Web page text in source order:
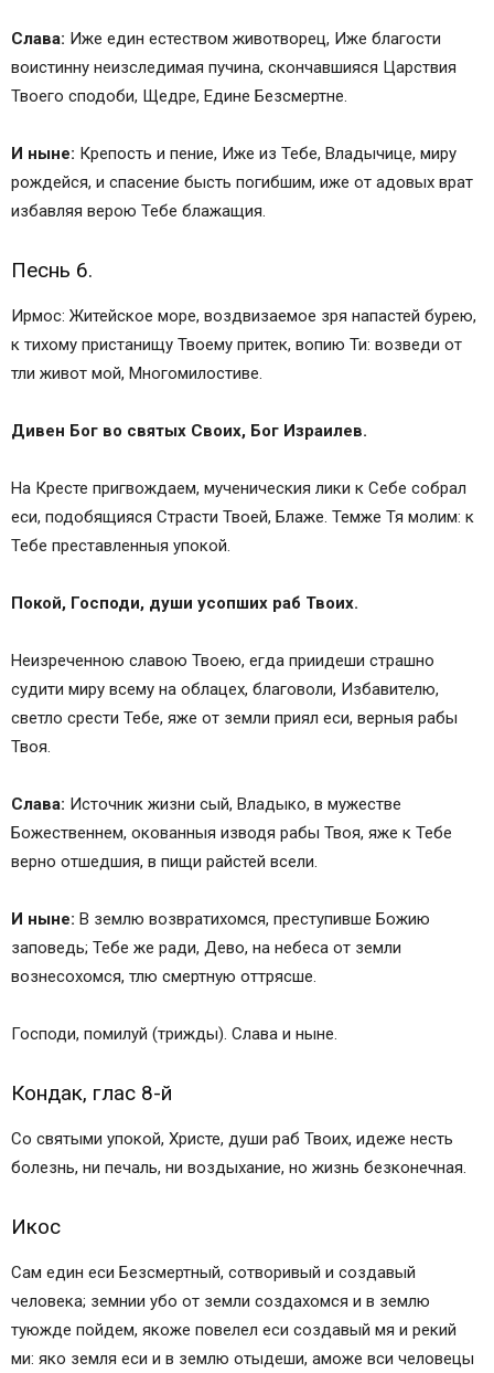
Слава: Иже един естеством животворец, Иже благости
воистинну неизследимая пучина, скончавшияся Царствия
Твоего сподоби, Щедре, Едине Безсмертне.
И ныне: Крепость и пение, Иже из Тебе, Владычице, миру
рождейся, и спасение бысть погибшим, иже от адовых врат
избавляя верою Тебе блажащия.
Песнь 6.
Ирмос: Житейское море, воздвизаемое зря напастей бурею,
к тихому пристанищу Твоему притек, вопию Ти: возведи от
тли живот мой, Многомилостиве.
Дивен Бог во святых Своих, Бог Израилев.
На Кресте пригвождаем, мученическия лики к Себе собрал
еси, подобящияся Страсти Твоей, Блаже. Темже Тя молим: к
Тебе преставленныя упокой.
Покой, Господи, души усопших раб Твоих.
Неизреченною славою Твоею, егда приидеши страшно
судити миру всему на облацех, благоволи, Избавителю,
светло срести Тебе, яже от земли приял еси, верныя рабы
Твоя.
Слава: Источник жизни сый, Владыко, в мужестве
Божественнем, окованныя изводя рабы Твоя, яже к Тебе
верно отшедшия, в пищи райстей всели.
И ныне: В землю возвратихомся, преступивше Божию
заповедь; Тебе же ради, Дево, на небеса от земли
вознесохомся, тлю смертную оттрясше.
Господи, помилуй (трижды). Слава и ныне.
Кондак, глас 8-й
Со святыми упокой, Христе, души раб Твоих, идеже несть
болезнь, ни печаль, ни воздыхание, но жизнь безконечная.
Икос
Сам един еси Безсмертный, сотворивый и создавый
человека; земнии убо от земли создахомся и в землю
туюжде пойдем, якоже повелел еси создавый мя и рекий
ми: яко земля еси и в землю отыдеши, аможе вси человецы